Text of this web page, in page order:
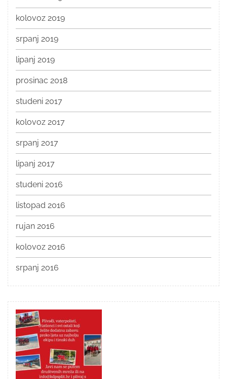
kolovoz 2019
srpanj 2019
lipanj 2019
prosinac 2018
studeni 2017
kolovoz 2017
srpanj 2017
lipanj 2017
studeni 2016
listopad 2016
rujan 2016
kolovoz 2016
srpanj 2016